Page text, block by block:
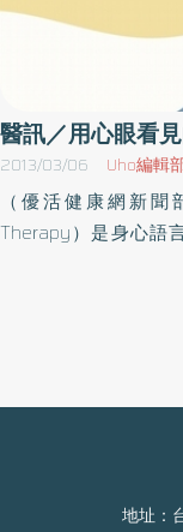
醫訊／用心眼看
2013/03/06 Uho編輯
（優活健康網新
Therapy）是身心語
便能有效地處理內在
次主題為「用心眼看
帶領，課程內容：第
地址：